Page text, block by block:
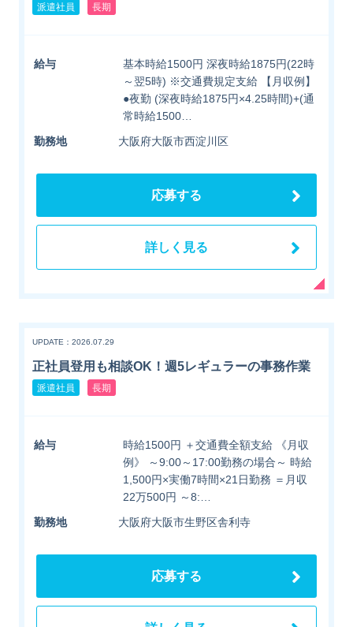
派遣社員 長期
給与
基本時給1500円 深夜時給1875円(22時
～翌5時) ※交通費規定支給 【月収例】
●夜勤 (深夜時給1875円×4.25時間)+(通
常時給1500…
勤務地
大阪府大阪市西淀川区
応募する
詳しく見る
UPDATE：2026.07.29
正社員登用も相談OK！週5レギュラーの事務作業
派遣社員 長期
給与
時給1500円 ＋交通費全額支給 《月収
例》 ～9:00～17:00勤務の場合～ 時給
1,500円×実働7時間×21日勤務 ＝月収
22万500円 ～8:…
勤務地
大阪府大阪市生野区舎利寺
応募する